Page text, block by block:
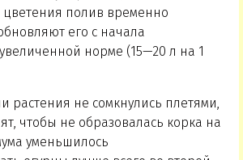
цветения полив временно
его с начала
норме (15—20 л на 1
растения не сомкнулись плетями,
чтобы не образовалась корка на
уменьшилось